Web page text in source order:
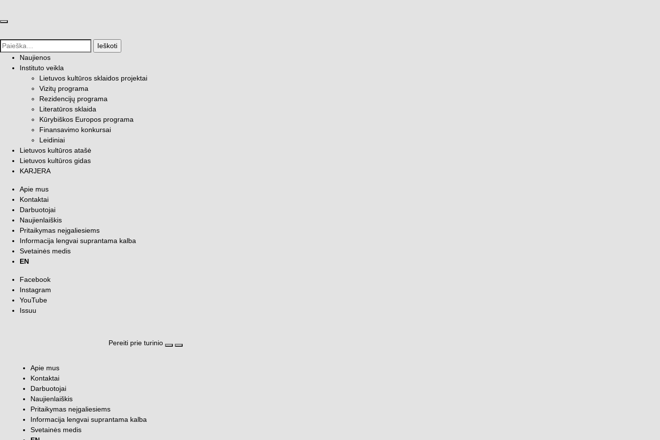
Paieška
Naujienos
Instituto veikla
Lietuvos kultūros sklaidos projektai
Vizitų programa
Rezidencijų programa
Literatūros sklaida
Kūrybiškos Europos programa
Finansavimo konkursai
Leidiniai
Lietuvos kultūros atašė
Lietuvos kultūros gidas
KARJERA
Apie mus
Kontaktai
Darbuotojai
Naujienlaiškis
Pritaikymas neįgaliesiems
Informacija lengvai suprantama kalba
Svetainės medis
EN
Facebook
Instagram
YouTube
Issuu
Pereiti prie turinio
Apie mus
Kontaktai
Darbuotojai
Naujienlaiškis
Pritaikymas neįgaliesiems
Informacija lengvai suprantama kalba
Svetainės medis